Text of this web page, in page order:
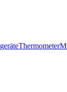
Thermometer